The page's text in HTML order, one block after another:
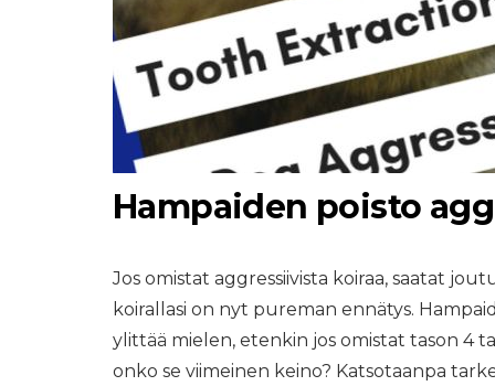
Hampaiden poisto
Jos omistat aggressiivista koiraa, saatat
koirallasi on nyt pureman ennätys.
ylittää mielen, etenkin jos omistat tason 4
onko se viimeinen keino? Katsotaanpa